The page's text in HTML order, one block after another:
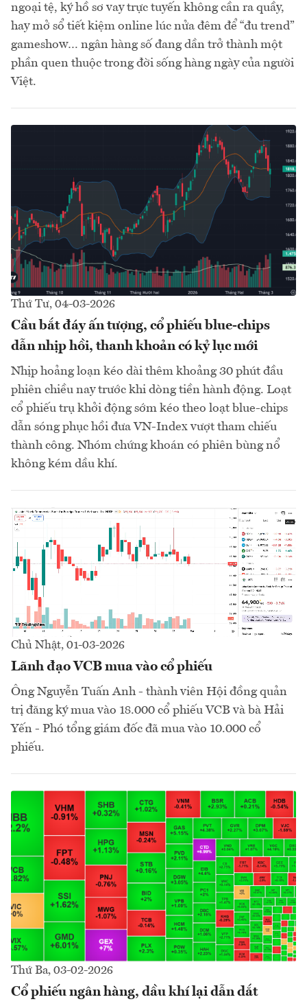
ngoại tệ, ký hồ sơ vay trực tuyến không cần ra quầy,
hay mở sổ tiết kiệm online lúc nửa đêm để “đu trend”
gameshow… ngân hàng số đang dần trở thành một
phần quen thuộc trong đời sống hàng ngày của người
Việt.
Thứ Tư, 04-03-2026
Cầu bắt đáy ấn tượng, cổ phiếu blue-chips
dẫn nhịp hồi, thanh khoản có kỷ lục mới
Nhịp hoảng loạn kéo dài thêm khoảng 30 phút đầu
phiên chiều nay trước khi dòng tiền hành động. Loạt
cổ phiếu trụ khởi động sớm kéo theo loạt blue-chips
dẫn sóng phục hồi đưa VN-Index vượt tham chiếu
thành công. Nhóm chứng khoán có phiên bùng nổ
không kém dầu khí.
Chủ Nhật, 01-03-2026
Lãnh đạo VCB mua vào cổ phiếu
Ông Nguyễn Tuấn Anh - thành viên Hội đồng quản
trị đăng ký mua vào 18.000 cổ phiếu VCB và bà Hải
Yến - Phó tổng giám đốc đã mua vào 10.000 cổ
phiếu.
Thứ Ba, 03-02-2026
Cổ phiếu ngân hàng, dầu khí lại dẫn dắt